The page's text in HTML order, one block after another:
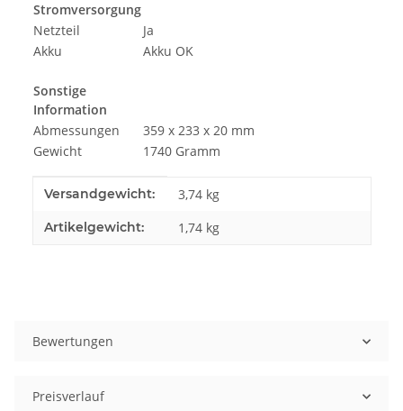
Stromversorgung
Netzteil
Ja
Akku
Akku OK
Sonstige
Information
Abmessungen
359 x 233 x 20 mm
Gewicht
1740 Gramm
Produkteigenschaft
Wert
Versandgewicht: 3,74 kg
Artikelgewicht: 1,74 kg
Bewertungen
Preisverlauf